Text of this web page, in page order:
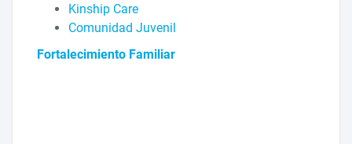
Kinship Care
Comunidad Juvenil
Fortalecimiento Familiar